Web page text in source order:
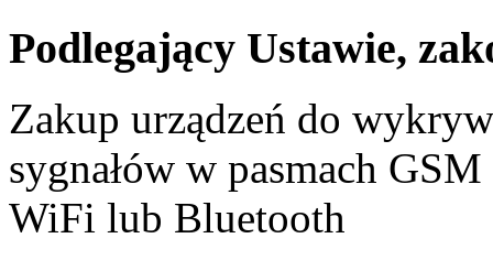
Podlegający Ustawie,
Zakup urządzeń do
sygnałów w pasmach
WiFi lub Bluetooth